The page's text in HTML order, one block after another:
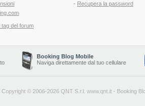
tag del forum
- Recupera la password
Booking Blog Mobile
Naviga direttamente dal tuo cellulare
Copyright © 2006-2026 QNT S.r.l. www.qnt.it - Booking